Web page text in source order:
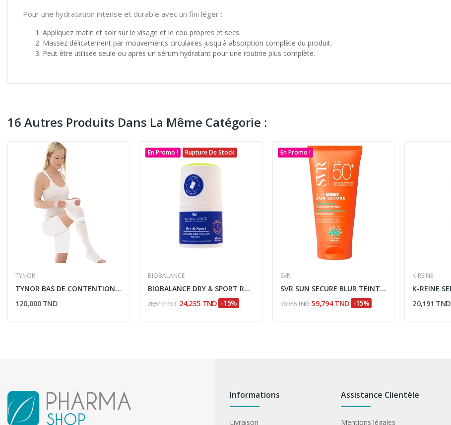
Pour une hydratation intense et durable avec un fini léger :
Appliquez matin et soir sur le visage et le cou propres et secs.
Massez délicatement par mouvements circulaires jusqu'à absorption complète du produit.
Peut être utilisée seule ou après un sérum hydratant pour une routine plus complète.
16 Autres Produits Dans La Même Catégorie :
TYNOR
TYNOR BAS DE CONTENTION CLASSE 1 I69
120,000 TND
En Promo ! Rupture De Stock
BIOBALANCE
BIOBALANCE DRY & SPORT ROLL ON NATURAL FOR MEN...
28,512 TND 24,235 TND -15%
En Promo !
SVR
SVR SUN SECURE BLUR TEINTE SPF50+ 50ML
70,346 TND 59,794 TND -15%
K-REINE
20,191 TND
Informations
Livraison
Assistance Clientèle
Mentions légales